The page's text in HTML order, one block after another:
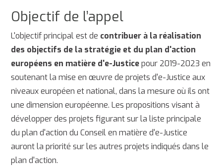
Objectif de l’appel
L'objectif principal est de contribuer à la réalisation
des objectifs de la stratégie et du plan d'action
européens en matière d'e-Justicepour 2019-2023 en
soutenant la mise en œuvre de projets d'e-Justice aux
niveaux européen et national, dans la mesure où ils ont
une dimension européenne. Les propositions visant à
développer des projets figurant sur la liste principale
du plan d'action du Conseil en matière d'e-Justice
auront la priorité sur les autres projets indiqués dans le
plan d'action.